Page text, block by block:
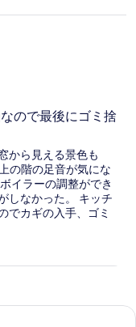
Vloer kraakt
gehorig. Je hoort
en de
niet kwalijk.
ので最後にゴミ捨
から見える景色も
の階の足音が気にな
イラーの調整ができ
しなかった。 キッチ
カギの入手、ゴミ